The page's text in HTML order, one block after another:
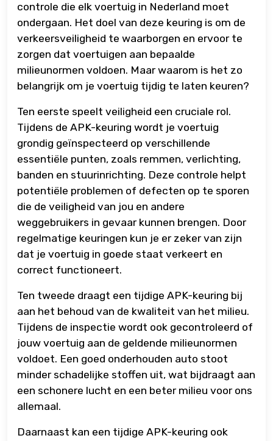
controle die elk voertuig in Nederland moet
ondergaan. Het doel van deze keuring is om de
verkeersveiligheid te waarborgen en ervoor te
zorgen dat voertuigen aan bepaalde
milieunormen voldoen. Maar waarom is het zo
belangrijk om je voertuig tijdig te laten keuren?
Ten eerste speelt veiligheid een cruciale rol.
Tijdens de APK-keuring wordt je voertuig
grondig geïnspecteerd op verschillende
essentiële punten, zoals remmen, verlichting,
banden en stuurinrichting. Deze controle helpt
potentiële problemen of defecten op te sporen
die de veiligheid van jou en andere
weggebruikers in gevaar kunnen brengen. Door
regelmatige keuringen kun je er zeker van zijn
dat je voertuig in goede staat verkeert en
correct functioneert.
Ten tweede draagt een tijdige APK-keuring bij
aan het behoud van de kwaliteit van het milieu.
Tijdens de inspectie wordt ook gecontroleerd of
jouw voertuig aan de geldende milieunormen
voldoet. Een goed onderhouden auto stoot
minder schadelijke stoffen uit, wat bijdraagt aan
een schonere lucht en een beter milieu voor ons
allemaal.
Daarnaast kan een tijdige APK-keuring ook